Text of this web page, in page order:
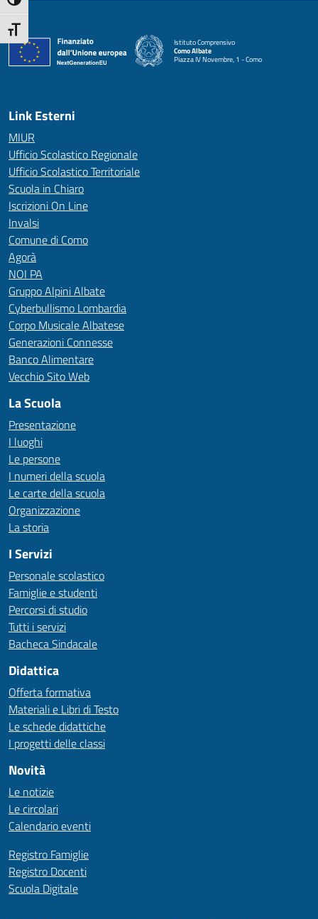
Attiva/disattiva dimensione testo
Istituto Comprensivo
Como Albate
Piazza IV Novembre, 1 - Como
— Visita la pagina iniziale della scuola
Link Esterni
MIUR
Ufficio Scolastico Regionale
Ufficio Scolastico Territoriale
Scuola in Chiaro
Iscrizioni On Line
Invalsi
Comune di Como
Agorà
NOI PA
Gruppo Alpini Albate
Cyberbullismo Lombardia
Corpo Musicale Albatese
Generazioni Connesse
Banco Alimentare
Vecchio Sito Web
La Scuola
Presentazione
I luoghi
Le persone
I numeri della scuola
Le carte della scuola
Organizzazione
La storia
I Servizi
Personale scolastico
Famiglie e studenti
Percorsi di studio
Tutti i servizi
Bacheca Sindacale
Didattica
Offerta formativa
Materiali e Libri di Testo
Le schede didattiche
I progetti delle classi
Novità
Le notizie
Le circolari
Calendario eventi
Registro Famiglie
Registro Docenti
Scuola Digitale